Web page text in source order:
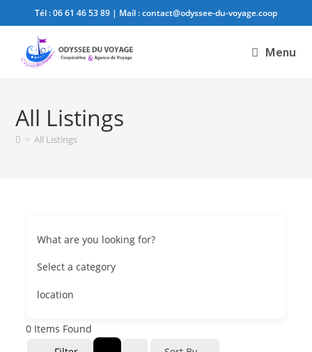
Tél :06 61 46 53 89 | Mail :contact@odyssee-du-voyage.coop
Menu
All Listings
> All Listings
What are you looking for?
Select a category
location
0 Items Found